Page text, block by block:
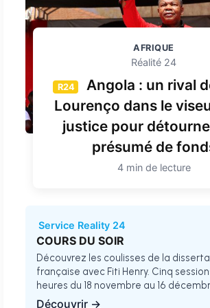
AFRIQUE
Réalité 24
R24
Angola : un rival
Lourenço dans le
justice pour
présumé de
4 min de lecture
Service Reality 24
COURS DU SOIR
Découvrez les coulisses de la
française avec Fiti Henry. Cinq
heures du 18 novembre au 16
Découvrir →